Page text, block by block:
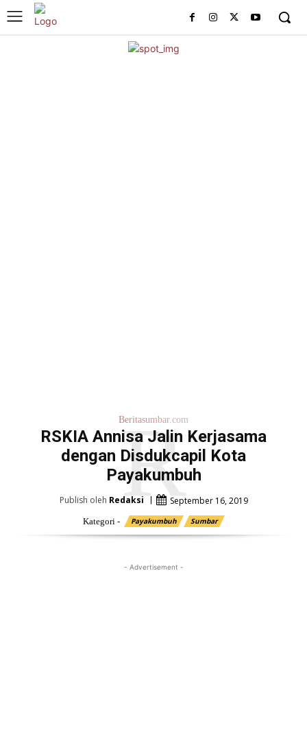
Beritasumbar.com
RSKIA Annisa Jalin Kerjasama
dengan Disdukcapil Kota
Payakumbuh
R
Publish oleh Redaksi September 16, 2019
Kategori - Payakumbuh Sumbar
- Advertisement -